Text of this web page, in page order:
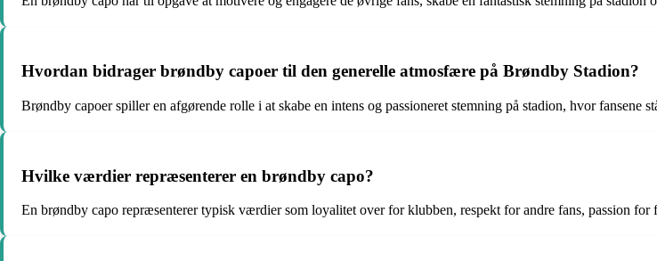
Hvordan bidrager brøndby capoer til den generelle atmosfære på Brøndby Stadion?
Brøndby capoer spiller en afgørende rolle i at skabe en intens og passioneret stemning på stadion, hvor fansene
Hvilke værdier repræsenterer en brøndby capo?
En brøndby capo repræsenterer typisk værdier som loyalitet over for klubben, respekt for andre fans, passion